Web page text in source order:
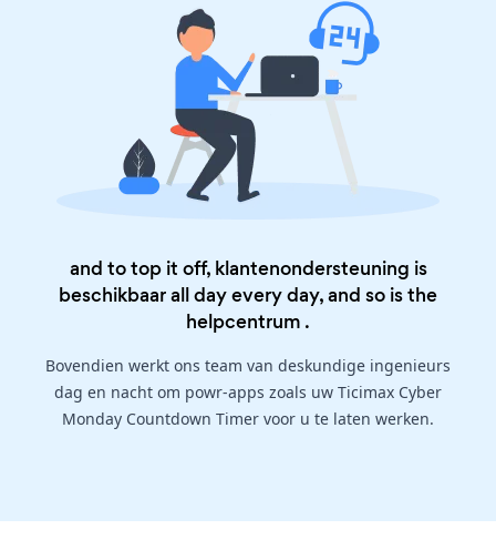
and to top it off, klantenondersteuning is
beschikbaar all day every day, and so is the
helpcentrum .
Bovendien werkt ons team van deskundige ingenieurs
dag en nacht om powr-apps zoals uw Ticimax Cyber
Monday Countdown Timer voor u te laten werken.